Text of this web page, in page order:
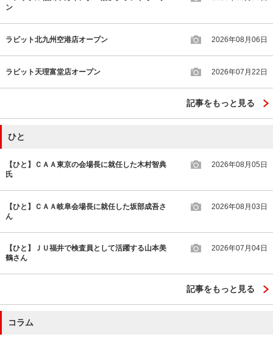
ン
ラビット北九州空港店オープン 2026年08月06日
ラビット天理富堂店オープン 2026年07月22日
記事をもっと見る
ひと
【ひと】ＣＡＡ東京の会場長に就任した木村智典
氏
2026年08月05日
【ひと】ＣＡＡ岐阜会場長に就任した坂部成吾さ
ん
2026年08月03日
【ひと】ＪＵ福井で検査員として活躍する山本美
鶴さん
2026年07月04日
記事をもっと見る
コラム